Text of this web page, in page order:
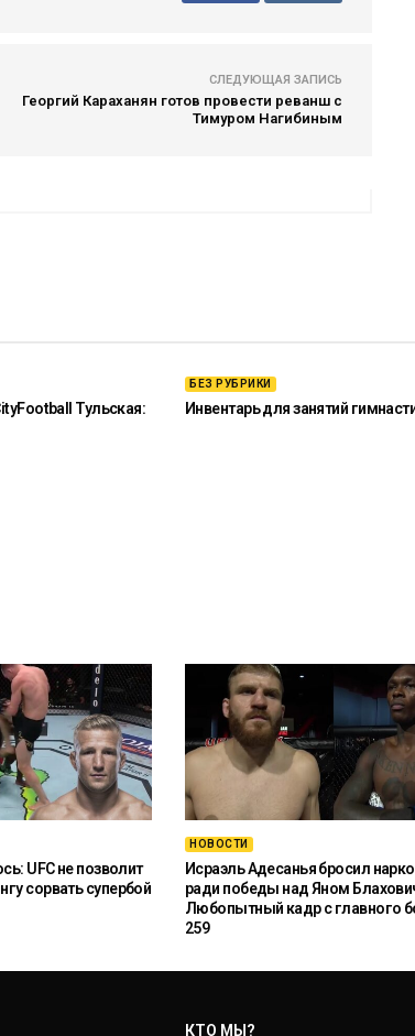
СЛЕДУЮЩАЯ ЗАПИСЬ
Георгий Караханян готов провести реванш с
Тимуром Нагибиным
Тульская:
БЕЗ РУБРИКИ
Инвентарь для занятий
UFC не позволит
сорвать супербой
НОВОСТИ
Исраэль Адесанья бросил
ради победы над Яном
Любопытный кадр с главного
259
КТО МЫ?